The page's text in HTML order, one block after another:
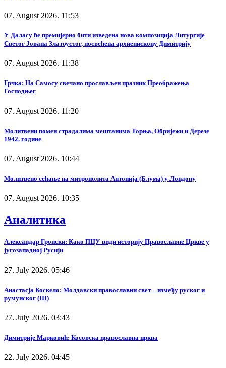
07. August 2026. 11:53
У Даласу ће премијерно бити изведена нова композиција Литургије
Светог Јована Златоустог, посвећена архиепископу Димитрију
07. August 2026. 11:38
Грчка: На Самосу свечано прослављен празник Преображења
Господњег
07. August 2026. 11:20
Молитвени помен страдалима мештанима Торња, Обријежи и Дерезе
1942. године
07. August 2026. 10:44
Молитвено сећање на митрополита Антонија (Блума) у Лондону
07. August 2026. 10:35
Аналитика
Александар Гронски: Како ПЦУ види историју Православне Цркве у
југозападној Русији
27. July 2026. 05:46
Анастасја Коскело: Молдавски православни свет – између руског и
румунског (III)
27. July 2026. 03:43
Димитрије Марковић: Косовска православна црква
22. July 2026. 04:45